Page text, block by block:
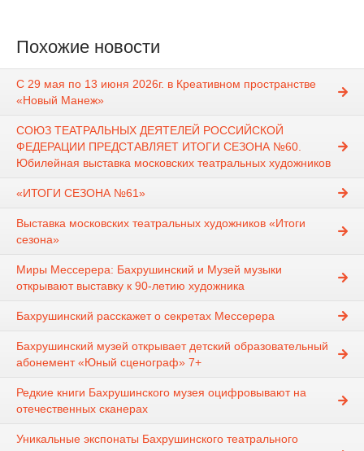
Похожие новости
С 29 мая по 13 июня 2026г. в Креативном пространстве
«Новый Манеж»
СОЮЗ ТЕАТРАЛЬНЫХ ДЕЯТЕЛЕЙ РОССИЙСКОЙ
ФЕДЕРАЦИИ ПРЕДСТАВЛЯЕТ ИТОГИ СЕЗОНА №60.
Юбилейная выставка московских театральных художников
«ИТОГИ СЕЗОНА №61»
Выставка московских театральных художников «Итоги
сезона»
Миры Мессерера: Бахрушинский и Музей музыки
открывают выставку к 90-летию художника
Бахрушинский расскажет о секретах Мессерера
Бахрушинский музей открывает детский образовательный
абонемент «Юный сценограф» 7+
Редкие книги Бахрушинского музея оцифровывают на
отечественных сканерах
Уникальные экспонаты Бахрушинского театрального